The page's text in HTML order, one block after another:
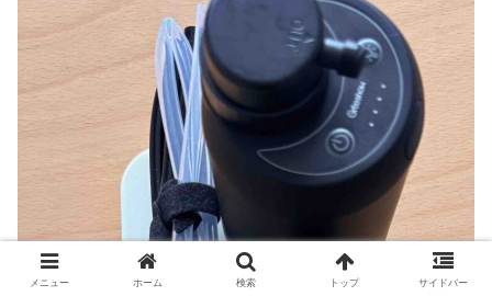
メニュー ホーム 検索 トップ サイドバー